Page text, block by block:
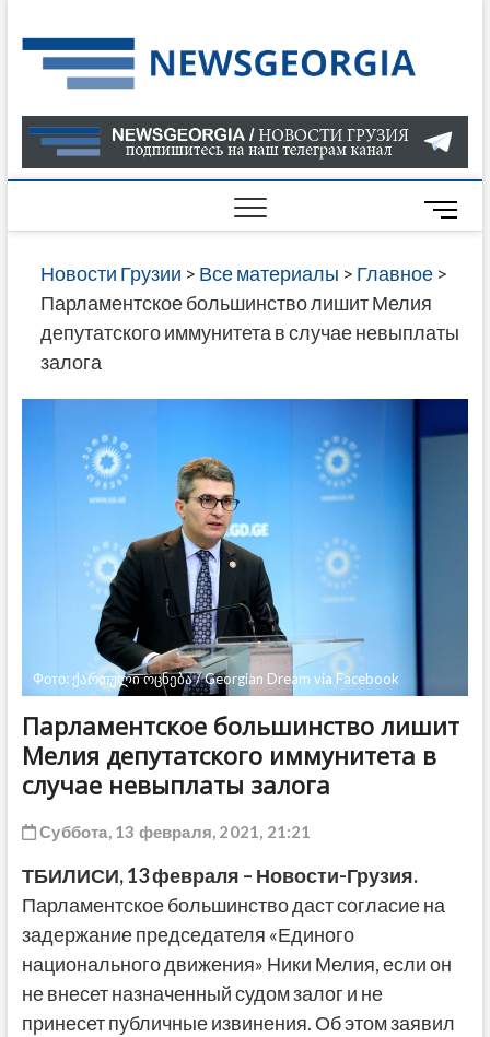
to
content
О
В
ГРУЗИИ
САЙТЕ
M
e
n
B
o
Новости Грузии > Все материалы > Главное>
Парламентское большинство лишит Мелия
депутатского иммунитета в случае невыплаты
залога
Фото: ქართული ოცნება / Georgian Dream via Facebook
Парламентское большинство лишит
Мелия депутатского иммунитета в
случае невыплаты залога
Суббота, 13 февраля, 2021, 21:21
ТБИЛИСИ, 13 февраля – Новости-Грузия.
Парламентское большинство даст согласие на
задержание председателя «Единого
национального движения» Ники Мелия, если он
не внесет назначенный судом залог и не
принесет публичные извинения. Об этом заявил